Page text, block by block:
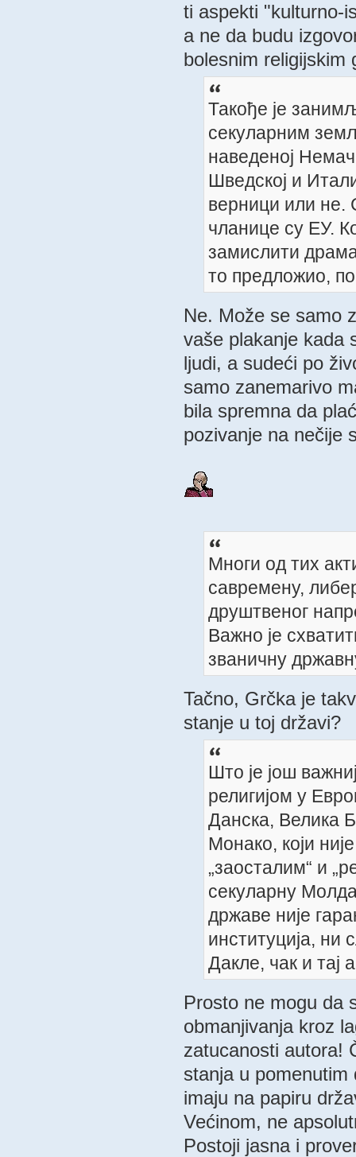
ti aspekti "kulturno-
a ne da budu
bolesnim religijskim
Такође је
секуларним
наведеној
Шведској и
верници или не.
чланице су ЕУ.
замислити
то предложио,
Ne. Može se samo
vaše plakanje kada
ljudi, a sudeći po
samo zanemarivo
bila spremna da
pozivanje na nečije
Многи од тих
савремену,
друштвеног
Важно је
званичну
Tačno, Grčka je
stanje u toj državi?
Што је још
религијом у
Данска, Велика
Монако, који
„заосталим“ и
секуларну
државе није
институција, ни
Дакле, чак и тај
Prosto ne mogu da
obmanjivanja kroz
zatucanosti autora!
stanja u
imaju na papiru
Većinom, ne
Postoji jasna i